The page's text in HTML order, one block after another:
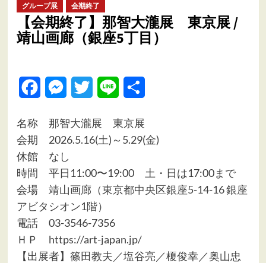
グループ展 会期終了
【会期終了】那智大瀧展 東京展 /
靖山画廊（銀座5丁目）
FacebookMessenger
Twitter Line
名称 那智大瀧展 東京展
会期 2026.5.16(土)～5.29(金)
休館 なし
時間 平日11:00〜19:00 土・日は17:00まで
会場 靖山画廊（東京都中央区銀座5-14-16 銀座
アビタシオン1階）
電話 03-3546-7356
ＨＰ https://art-japan.jp/
【出展者】篠田教夫／塩谷亮／榎俊幸／奥山忠